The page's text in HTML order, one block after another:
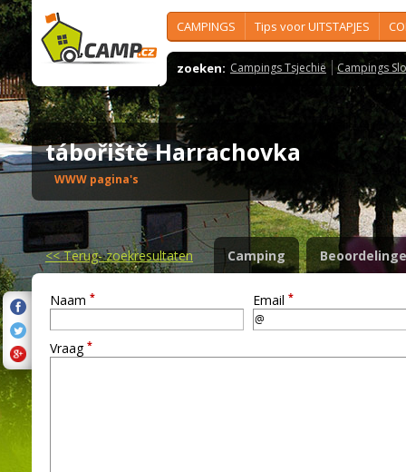
CAMPINGS Tips voor UITSTAPJES
zoeken: Campings Tsjechië Campings
tábořiště Harrachovka
WWW pagina's
<<Terug- zoekresultaten Camping
Naam * Email *
Vraag *